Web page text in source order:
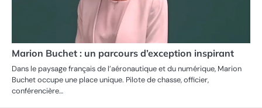
Marion Buchet : un parcours d’exception inspirant
Dans le paysage français de l’aéronautique et du numérique, Marion
Buchet occupe une place unique. Pilote de chasse, officier,
conférencière…